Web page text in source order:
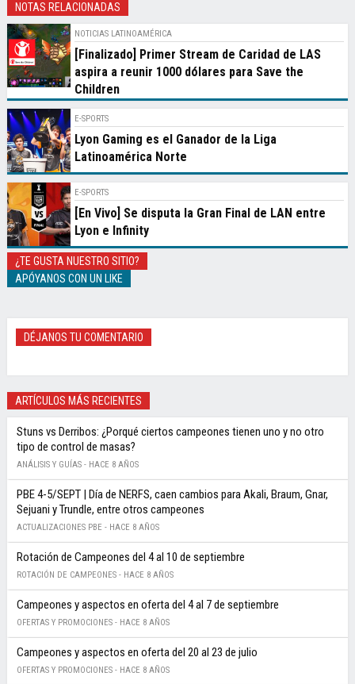
NOTAS RELACIONADAS
NOTICIAS LATINOAMÉRICA
[Finalizado] Primer Stream de Caridad de LAS
aspira a reunir 1000 dólares para Save the
Children
E-SPORTS
Lyon Gaming es el Ganador de la Liga
Latinoamérica Norte
E-SPORTS
[En Vivo] Se disputa la Gran Final de LAN entre
Lyon e Infinity
¿TE GUSTA NUESTRO SITIO?
APÓYANOS CON UN LIKE
DÉJANOS TU COMENTARIO
ARTÍCULOS MÁS RECIENTES
Stuns vs Derribos: ¿Porqué ciertos campeones tienen uno y no otro
tipo de control de masas?
ANÁLISIS Y GUÍAS - HACE 8 AÑOS
PBE 4-5/SEPT | Día de NERFS, caen cambios para Akali, Braum, Gnar,
Sejuani y Trundle, entre otros campeones
ACTUALIZACIONES PBE - HACE 8 AÑOS
Rotación de Campeones del 4 al 10 de septiembre
ROTACIÓN DE CAMPEONES - HACE 8 AÑOS
Campeones y aspectos en oferta del 4 al 7 de septiembre
OFERTAS Y PROMOCIONES - HACE 8 AÑOS
Campeones y aspectos en oferta del 20 al 23 de julio
OFERTAS Y PROMOCIONES - HACE 8 AÑOS